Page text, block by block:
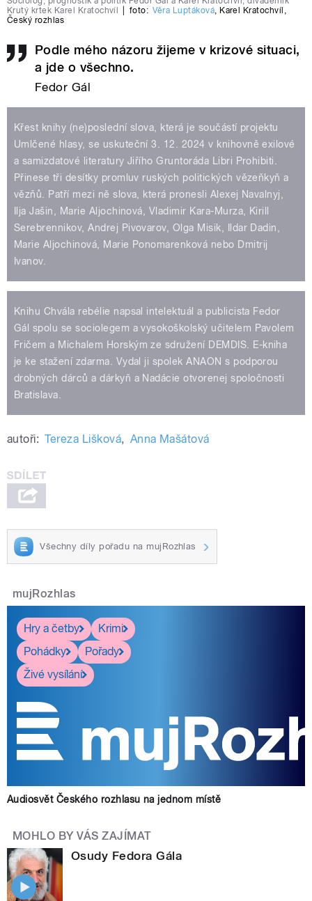
Krutý krtek Karel Kratochvíl
foto: Věra Luptáková, Karel Kratochvíl ,
Český rozhlas
Podle mého názoru žijeme v krizové situaci,
a jde o všechno.
Fedor Gál
Křest knihy (ne)poslední slova, která je součástí projektu
Umlčené hlasy, se uskuteční 3. 12. 2024 v knihovně exilové
a samizdatové literatury Jiřího Gruntoráda Libri Prohibiti.
Přinese tři desítky promluv ruských politických vězeňkyň a
vězňů. Patří mezi ně slova, která pronesli Alexej Navalnyj,
Ilja Jašin, Marie Aljochinová, Vladimir Kara-Murza, Kirill
Serebrennikov, Andrej Pivovarov, Olga Misik, Ildar Dadin,
Marie Aljochinová, Marie Ponomarenková nebo Dmitrij
Ivanov.
Knihu Chvála rebélie napsal intelektuál a publicista Fedor
Gál spolu se sociolegem a vysokoškolský učitelem Pavolem
Fričem a Michalem Horským ze sdružení DEMDIS. E-kniha
je ke stažení zdarma. Vydal ji spolek ANAON s podporou
drobných dárců a dárkyň a Nadácie otvorenej spoločnosti
Bratislava.
autoři: Tereza Lišková, Anna Mašátová
Všechny díly pořadu na mujRozhlas
mujRozhlas
Hry a četby
Krimi
Pohádky
Pořady
Živé vysílání
Audiosvět Českého rozhlasu na jednom místě
MOHLO BY VÁS ZAJÍMAT
Osudy Fedora Gála